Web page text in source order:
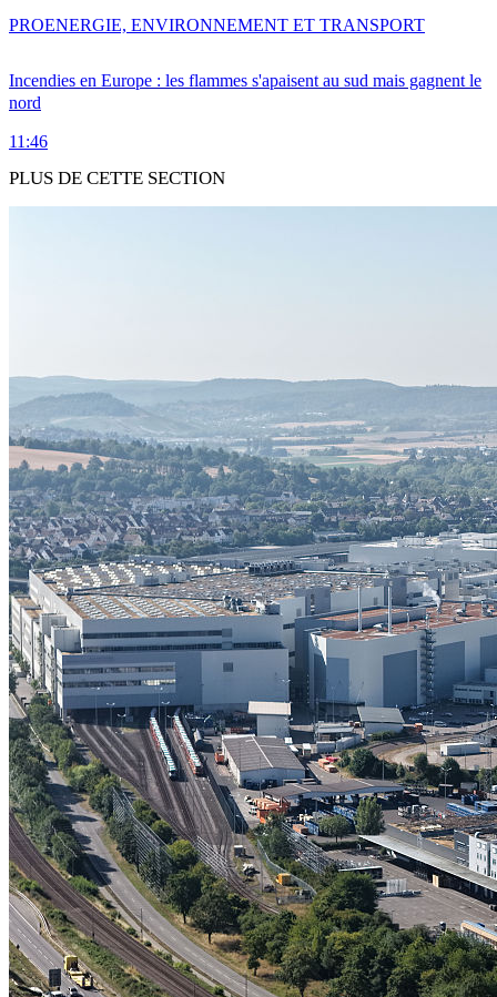
Incendies en Europe : les flammes s'apaisent au sud mais gagnent le
nord
11:46
PROENERGIE, ENVIRONNEMENT ET TRANSPORT
PLUS DE CETTE SECTION